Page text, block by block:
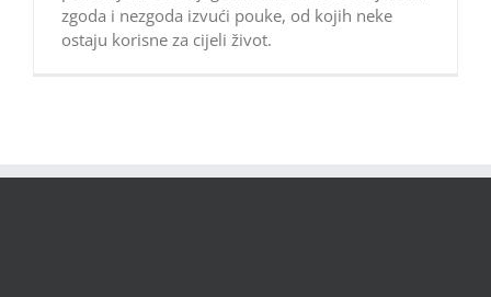
zgoda i nezgoda izvući pouke, od kojih neke
ostaju korisne za cijeli život.